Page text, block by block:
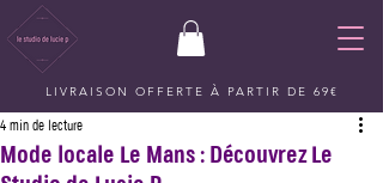
LIVRAISON OFFERTE À PARTIR DE 69€
Mode locale Le Mans : Découvrez Le
4 min de lecture